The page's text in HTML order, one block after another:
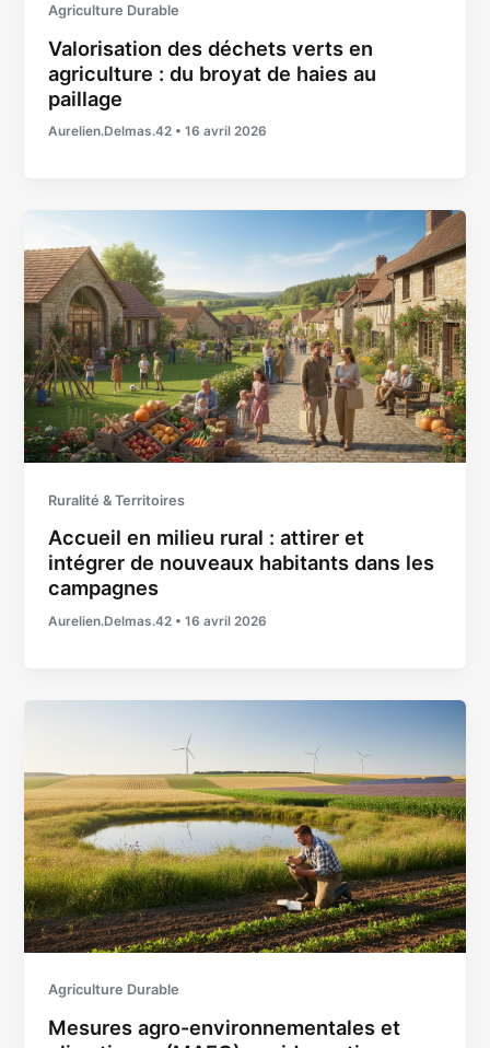
Agriculture Durable
Valorisation des déchets verts en
agriculture : du broyat de haies au
paillage
Aurelien.Delmas.42 •16 avril 2026
Ruralité & Territoires
Accueil en milieu rural : attirer et
intégrer de nouveaux habitants dans les
campagnes
Aurelien.Delmas.42 •16 avril 2026
Agriculture Durable
Mesures agro-environnementales et